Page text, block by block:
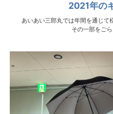
2021年の
あいあい三郎丸では年間を通じて
その一部をごら